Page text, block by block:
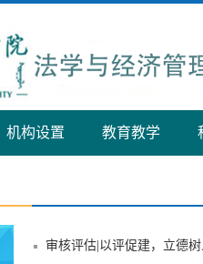
机构设置 教育教学
审核评估|以评促建，立德